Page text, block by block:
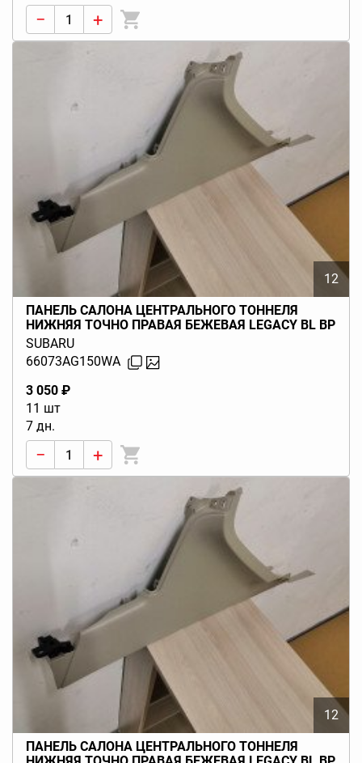
− +
12
ПАНЕЛЬ САЛОНА ЦЕНТРАЛЬНОГО ТОННЕЛЯ
НИЖНЯЯ ТОЧНО ПРАВАЯ БЕЖЕВАЯ LEGACY BL BP
(B13) 2006-2009
SUBARU
66073AG150WA
3 050 ₽
11 шт
7 дн.
− +
12
ПАНЕЛЬ САЛОНА ЦЕНТРАЛЬНОГО ТОННЕЛЯ